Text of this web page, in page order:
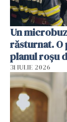
Un
răsturnat. O
planul roșu
31 IULIE 2026